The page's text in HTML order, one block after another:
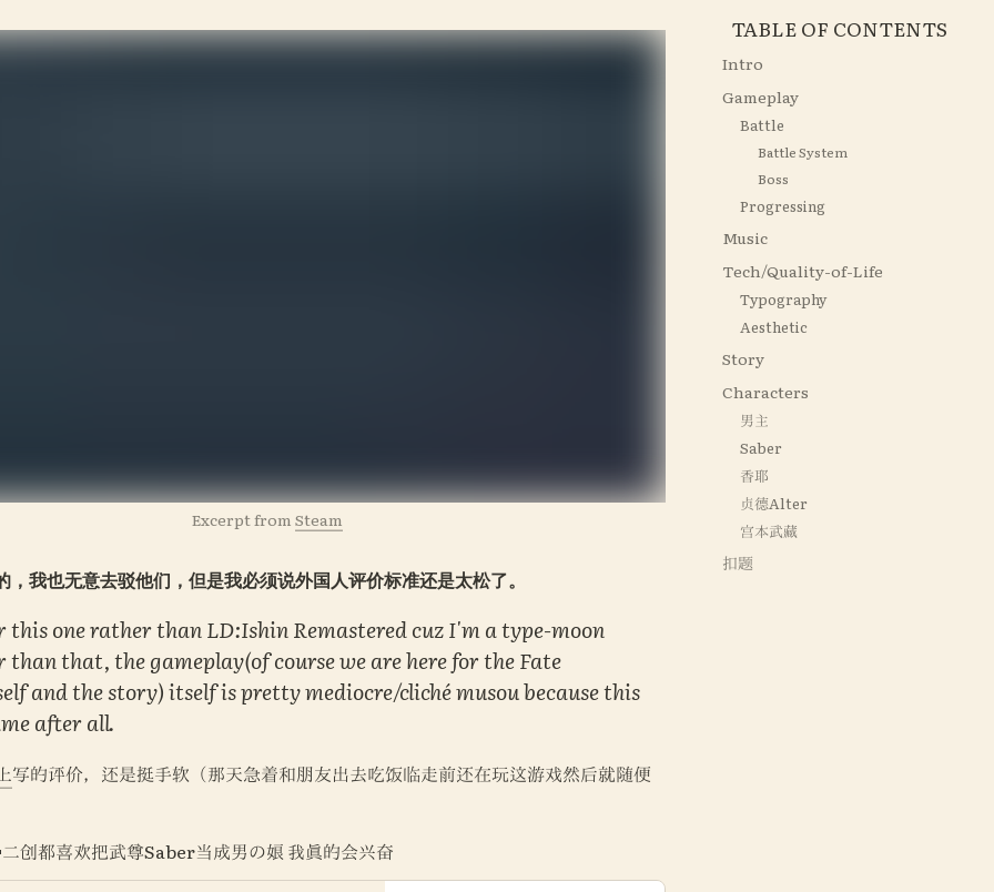
Excerpt from Steam
，我也无意去驳他们，但是我必须说外国人评价标准还是太松了。
this one rather than LD:Ishin Remastered cuz I'm a type-moon
that, the gameplay(of course we are here for the Fate
and the story) itself is pretty mediocre/cliché musou because this
after all.
写的评价，还是挺手软（那天急着和朋友出去吃饭临走前还在玩这游戏然后就随便
创都喜欢把武尊Saber当成男の娘 我真的会兴奋
TABLE OF CONTENTS
Intro
Gameplay
Battle
Battle System
Boss
Progressing
Music
Tech/Quality-of-Life
Typography
Aesthetic
Story
Characters
男主
Saber
香耶
贞德Alter
宫本武藏
扣题